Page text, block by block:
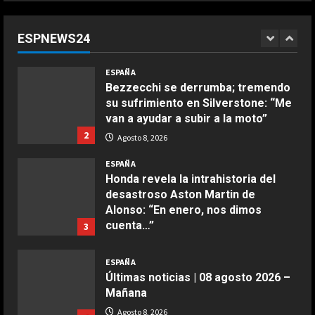
ESPNEWS24
1
declararse mujeres y elegibles en
Agosto 8, 2026
2
ESPAÑA
Bezzecchi se derrumba; tremendo
su sufrimiento en Silverstone: “Me
van a ayudar a subir a la moto”
Agosto 8, 2026
3
ESPAÑA
Honda revela la intrahistoria del
desastroso Aston Martin de
Alonso: “En enero, nos dimos
cuenta…”
ESPAÑA
Últimas noticias | 08 agosto 2026 –
Mañana
Agosto 8, 2026
Ensalada de espinacas deliciosa
COCINA
Boquerones fritos en freidora de
aire
Aprile 24, 2026
Buñuelos de alcachofas
Aprile 5, 2026